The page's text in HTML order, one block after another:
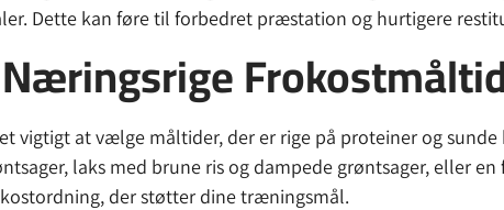
Dette kan føre til forbedret præstation og hurtigere
vigtigt at vælge måltider, der er rige på proteiner og
laks med brune ris og dampede grøntsager, eller
der støtter dine træningsmål.